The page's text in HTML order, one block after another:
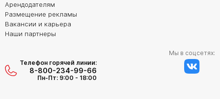
Арендодателям
Размещение рекламы
Вакансии и карьера
Наши партнеры
Телефон горячей линии:
8-800-234-99-66
Пн-Пт: 9:00 - 18:00
Мы в соцсетях: